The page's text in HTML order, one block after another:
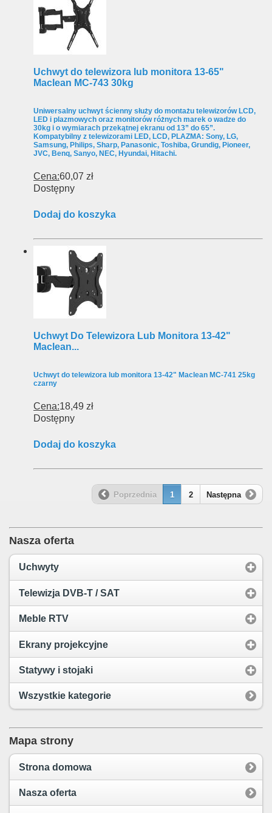
Uchwyt do telewizora lub monitora 13-65"
Maclean MC-743 30kg
Uniwersalny uchwyt ścienny służy do montażu telewizorów LCD,
LED i plazmowych oraz monitorów różnych marek o wadze do
30kg i o wymiarach przekątnej ekranu od 13” do 65”.
Kompatybilny z telewizorami LED, LCD, PLAZMA: Sony, LG,
Samsung, Philips, Sharp, Panasonic, Toshiba, Grundig, Pioneer,
JVC, Benq, Sanyo, NEC, Hyundai, Hitachi.
Cena:60,07 zł
Dostępny
Dodaj do koszyka
Uchwyt Do Telewizora Lub Monitora 13-42"
Maclean...
Uchwyt do telewizora lub monitora 13-42" Maclean MC-741 25kg
czarny
Cena:18,49 zł
Dostępny
Dodaj do koszyka
Poprzednia 1 2 Następna
Nasza oferta
Uchwyty
Telewizja DVB-T / SAT
Meble RTV
Ekrany projekcyjne
Statywy i stojaki
Wszystkie kategorie
Mapa strony
Strona domowa
Nasza oferta